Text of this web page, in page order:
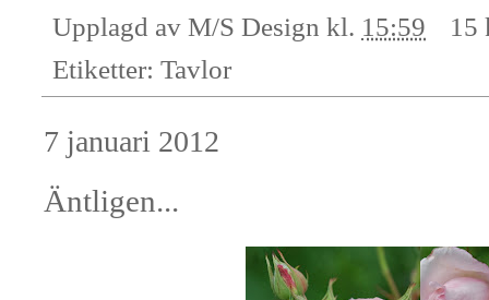
Upplagd av M/S Design kl. 15:59
15
Etiketter: Tavlor
7 januari 2012
Äntligen...